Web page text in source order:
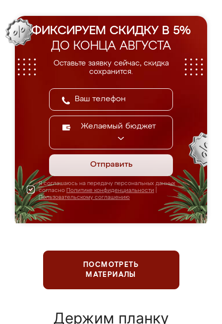
ФИКСИРУЕМ СКИДКУ В 5%
ДО КОНЦА АВГУСТА
Оставьте заявку сейчас, скидка
сохранится.
Желаемый бюджет
Отправить
Я соглашаюсь на передачу персональных данных
согласно Политике конфиденциальности
Пользовательскому соглашению
ПОСМОТРЕТЬ
МАТЕРИАЛЫ
Держим планку